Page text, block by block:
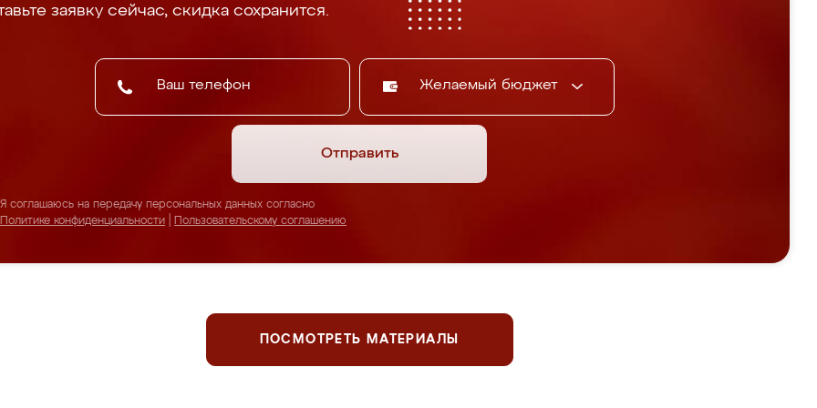
заявку сейчас, скидка сохранится.
Желаемый бюджет
Отправить
Я соглашаюсь на передачу персональных данных согласно
Политике конфиденциальности
Пользовательскому соглашению
ПОСМОТРЕТЬ МАТЕРИАЛЫ